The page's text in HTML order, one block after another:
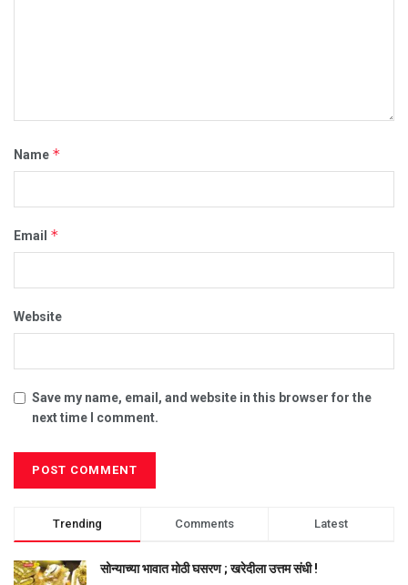
Name *
Email *
Website
Save my name, email, and website in this browser for the
next time I comment.
Trending Comments Latest
सोन्याच्या भावात मोठी घसरण ; खरेदीला उत्तम संधी !